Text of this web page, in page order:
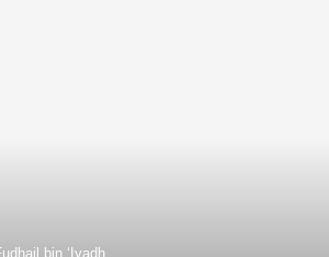
bin ‘Iyadh